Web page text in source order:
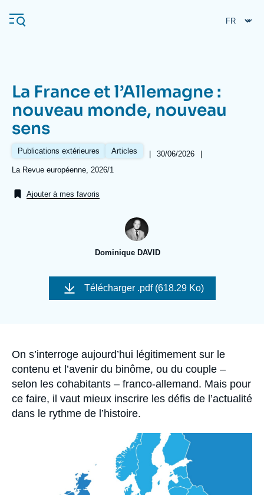
au
contenu
Navigation
principale
L'Ifri
Analyses
Nous soutenir
La France et l’Allemagne :
nouveau monde, nouveau
sens
Publications extérieures Articles |
Date
30/06/2026
|
Références
La Revue européenne, 2026/1
Ajouter à mes favoris
Dominique DAVID
Image
couverture
Télécharger .pdf (618.29 Ko)
Accroche
On s’interroge aujourd’hui légitimement sur le
contenu et l’avenir du binôme, ou du couple –
selon les cohabitants – franco-allemand. Mais pour
ce faire, il vaut mieux inscrire les défis de l’actualité
dans le rythme de l’histoire.